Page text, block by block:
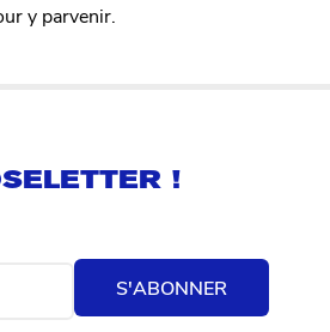
y parvenir.
S'ABONNER